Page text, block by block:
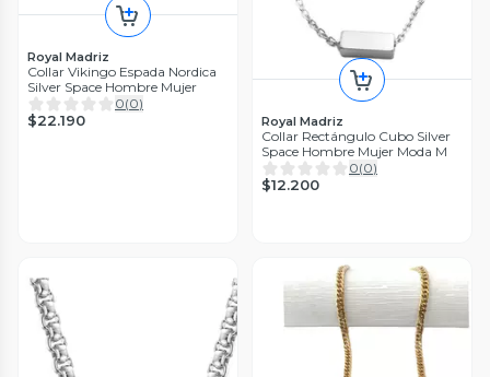
Royal Madriz
Collar Vikingo Espada Nordica
Silver Space Hombre Mujer
0(0)
$22.190 Royal Madriz
Collar Rectángulo Cubo Silver
Space Hombre Mujer Moda M
0(0)
$12.200